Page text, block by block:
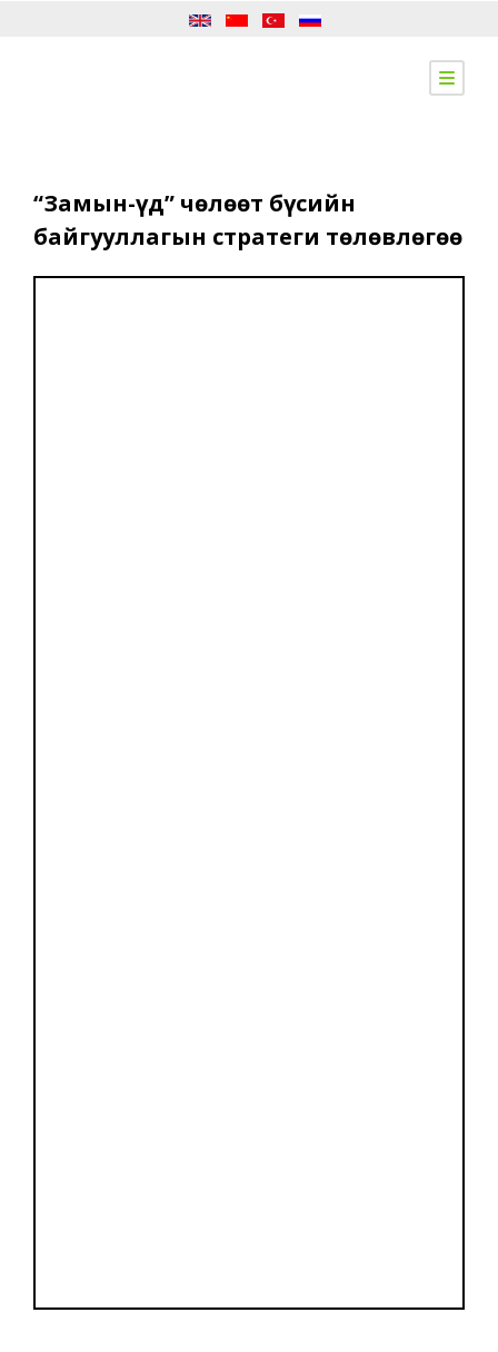
“Замын-Үүд” чөлөөт бүсийн
байгууллагын стратеги төлөвлөгөө